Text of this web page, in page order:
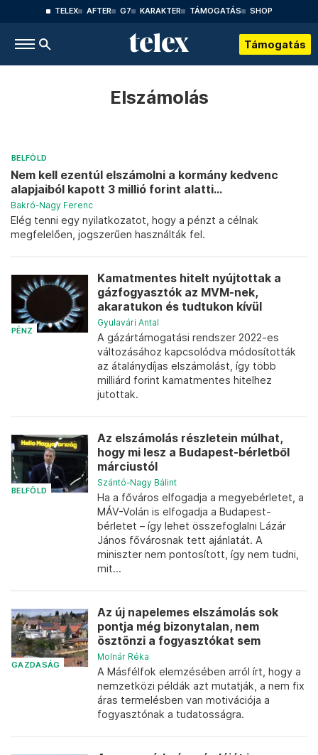
TELEX AFTER G7 KARAKTER TÁMOGATÁS SHOP
Támogatás
Elszámolás
BELFÖLD
Nem kell ezentúl elszámolni a kormány kedvenc
alapjaiból kapott 3 millió forint alatti...
Bakró-Nagy Ferenc
Elég tenni egy nyilatkozatot, hogy a pénzt a célnak
megfelelően, jogszerűen használták fel.
PÉNZ
Kamatmentes hitelt nyújtottak a
gázfogyasztók az MVM-nek,
akaratukon és tudtukon kívül
Gyulavári Antal
A gázártámogatási rendszer 2022-es
változásához kapcsolódva módosították
az átalánydíjas elszámolást, így több
milliárd forint kamatmentes hitelhez
jutottak.
BELFÖLD
Az elszámolás részletein múlhat,
hogy mi lesz a Budapest-bérletből
márciustól
Szántó-Nagy Bálint
Ha a főváros elfogadja a megyebérletet, a
MÁV-Volán is elfogadja a Budapest-
bérletet – így lehet összefoglalni Lázár
János fővárosnak tett ajánlatát. A
miniszter nem pontosított, így nem tudni,
mit...
GAZDASÁG
Az új napelemes elszámolás sok
pontja még bizonytalan, nem
ösztönzi a fogyasztókat sem
Molnár Réka
A Másfélfok elemzésében arról írt, hogy a
nemzetközi példák azt mutatják, a nem fix
áras termelésben van motivációja a
fogyasztónak a tudatosságra.